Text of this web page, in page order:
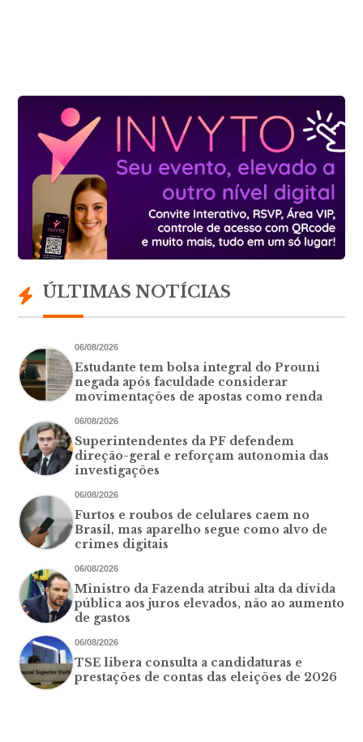
ÚLTIMAS NOTÍCIAS
06/08/2026
Estudante tem bolsa integral do Prouni
negada após faculdade considerar
movimentações de apostas como renda
06/08/2026
Superintendentes da PF defendem
direção-geral e reforçam autonomia das
investigações
06/08/2026
Furtos e roubos de celulares caem no
Brasil, mas aparelho segue como alvo de
crimes digitais
06/08/2026
Ministro da Fazenda atribui alta da dívida
pública aos juros elevados, não ao aumento
de gastos
06/08/2026
TSE libera consulta a candidaturas e
prestações de contas das eleições de 2026